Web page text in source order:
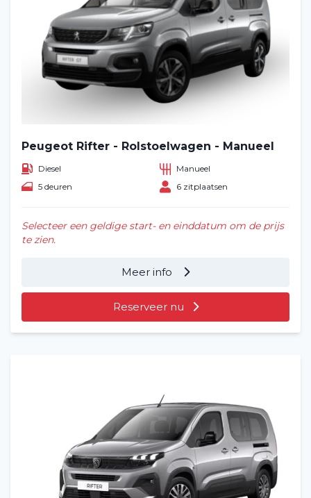
Peugeot Rifter - Rolstoelwagen - Manueel
Diesel
Manueel
5 deuren
6 zitplaatsen
Selecteer een geldige start- en einddatum om de prijs
te zien.
Meer info
Reserveer nu